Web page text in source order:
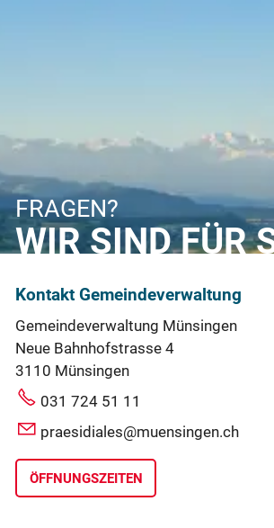
FRAGEN?
WIR SIND FÜR
Kontakt Gemeindeverwaltung
Gemeindeverwaltung Münsingen
Neue Bahnhofstrasse 4
3110 Münsingen
031 724 51 11
praesidiales@muensingen.ch
ÖFFNUNGSZEITEN